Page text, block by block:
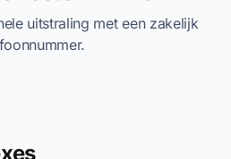
uitstraling met een zakelijk